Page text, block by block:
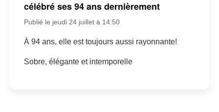
célébré ses 94 ans dernièrement
Publié le jeudi 24 juillet à 14:50
À 94 ans, elle est toujours aussi rayonnante!
Sobre, élégante et intemporelle